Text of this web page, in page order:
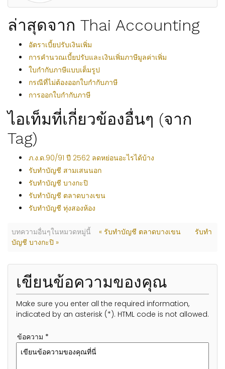
ล่าสุดจาก Thai Accounting
อัตราเบี้ยปรับเงินเพิ่ม
การคำนวณเบี้ยปรับและเงินเพิ่มภาษีมูลค่าเพิ่ม
ใบกำกับภาษีแบบเต็มรูป
กรณีที่ไม่ต้องออกใบกำกับภาษี
การออกใบกำกับภาษี
ไอเท็มที่เกี่ยวข้องอื่นๆ (จาก
Tag)
ภ.ง.ด.90/91 ปี 2562 ลดหย่อนอะไรได้บ้าง
รับทำบัญชี สามเสนนอก
รับทำบัญชี บางกะปิ
รับทำบัญชี ตลาดบางเขน
รับทำบัญชี ทุ่งสองห้อง
บทความอื่นๆในหมวดหมู่นี้ « รับทำบัญชี ตลาดบางเขน
รับทำ
บัญชี บางกะปิ »
เขียนข้อความของคุณ
Make sure you enter all the required information,
indicated by an asterisk (*). HTML code is not allowed.
ข้อความ *